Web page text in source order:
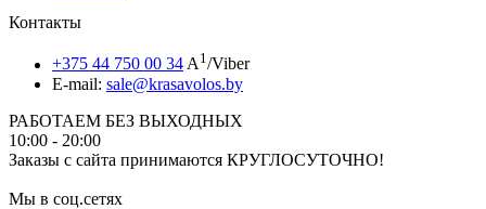
Контакты
+375 44 750 00 34A1/Viber
E-mail: sale@krasavolos.by
РАБОТАЕМ БЕЗ ВЫХОДНЫХ
10:00 - 20:00
Заказы с сайта принимаются КРУГЛОСУТОЧНО!
Мы в соц.сетях